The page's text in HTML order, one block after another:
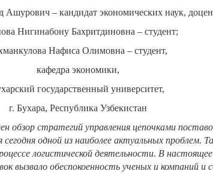
– кандидат экономических наук,
Нигинабону Бахритдиновна – студент;
Нафиса Олимовна – студент,
кафедра экономики,
государственный университет,
г. Бухара, Республика Узбекистан
обзор стратегий управления цепочками
одной из наиболее актуальных проблем.
логистической деятельности. В настоящее
вызвало обеспокоенность ученых и компаний